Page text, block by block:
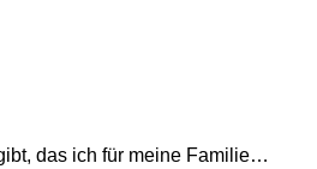
das ich für meine Familie…